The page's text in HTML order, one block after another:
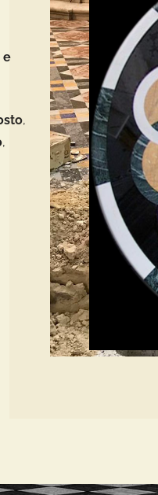
e
,
,